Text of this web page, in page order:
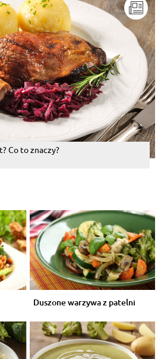
Co to znaczy?
Duszone warzywa z patelni